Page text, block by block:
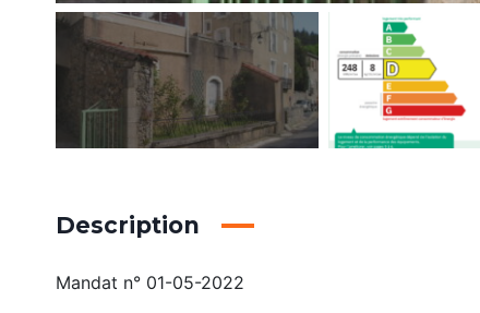
Description
Mandat n° 01-05-2022